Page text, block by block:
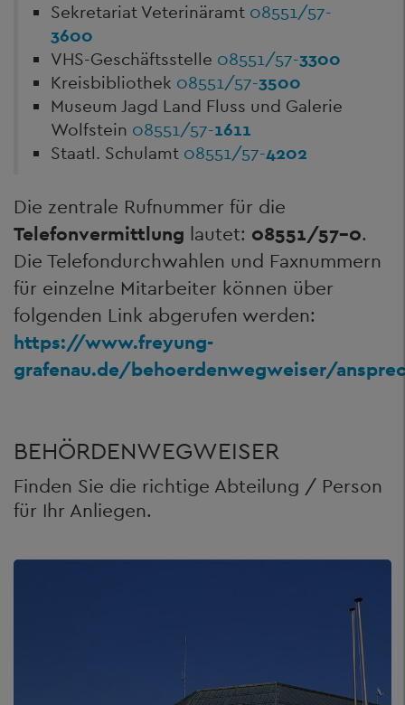
Sekretariat Veterinäramt 08551/57-
3600
VHS-Geschäftsstelle 08551/57-3300
Kreisbibliothek 08551/57-3500
Museum Jagd Land Fluss und Galerie
Wolfstein 08551/57-1611
Staatl. Schulamt 08551/57-4202
Die zentrale Rufnummer für die
Telefonvermittlung lautet: 08551/57-0.
Die Telefondurchwahlen und Faxnummern
für einzelne Mitarbeiter können über
folgenden Link abgerufen werden:
https://www.freyung-
grafenau.de/behoerdenwegweiser/
BEHÖRDENWEGWEISER
Finden Sie die richtige Abteilung / Person
für Ihr Anliegen.